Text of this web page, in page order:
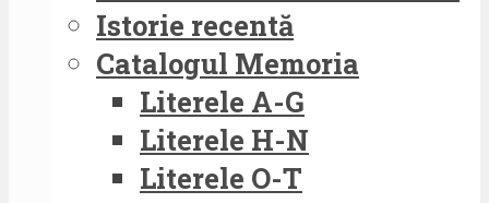
Istorie recentă
Catalogul Memoria
Literele A-G
Literele H-N
Literele O-T